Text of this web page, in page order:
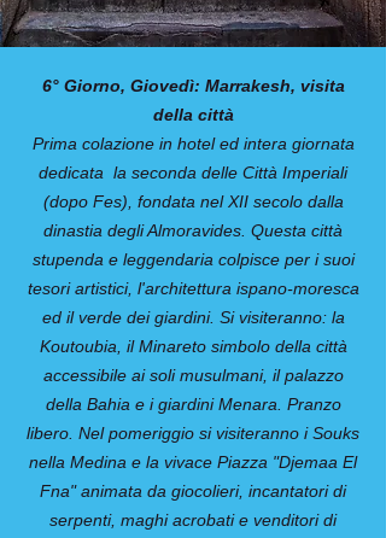
6° Giorno, Giovedì: Marrakesh, visita
della città
Prima colazione in hotel ed intera giornata
dedicata la seconda delle Città Imperiali
(dopo Fes), fondata nel XII secolo dalla
dinastia degli Almoravides. Questa città
stupenda e leggendaria colpisce per i suoi
tesori artistici, l'architettura ispano-moresca
ed il verde dei giardini. Si visiteranno: la
Koutoubia, il Minareto simbolo della città
accessibile ai soli musulmani, il palazzo
della Bahia e i giardini Menara. Pranzo
libero. Nel pomeriggio si visiteranno i Souks
nella Medina e la vivace Piazza "Djemaa El
Fna" animata da giocolieri, incantatori di
serpenti, maghi acrobati e venditori di